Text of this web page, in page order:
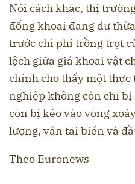
Nói cách khác, thị
đống khoai đang dư
trước chi phí trồng trọt
lệch giữa giá khoai vật
chính cho thấy một thực
nghiệp không còn chỉ
còn bị kéo vào vòng
lượng, vận tải biển và
Theo Euronews